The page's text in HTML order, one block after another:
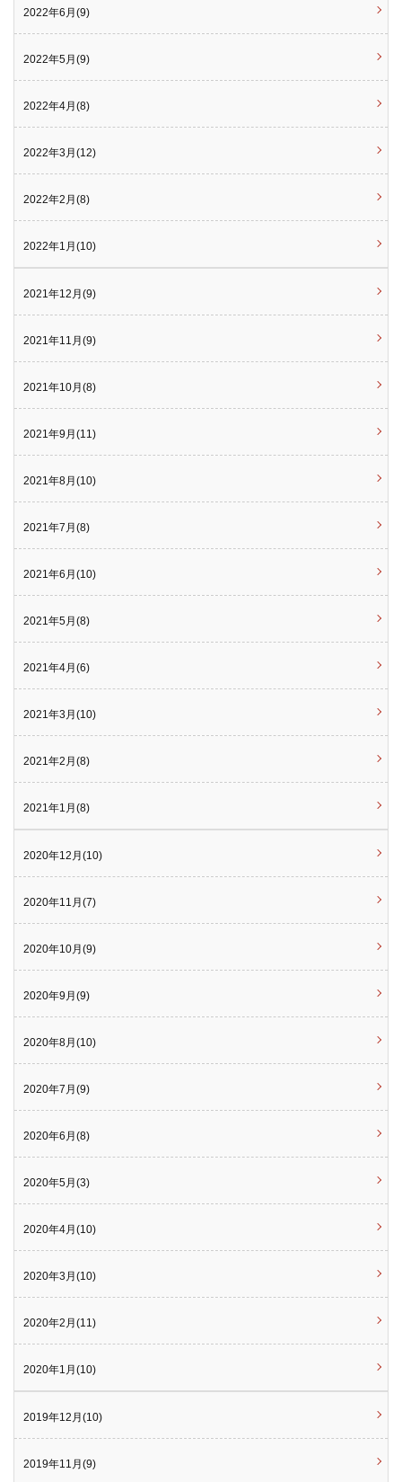
2022年6月(9)
2022年5月(9)
2022年4月(8)
2022年3月(12)
2022年2月(8)
2022年1月(10)
2021年12月(9)
2021年11月(9)
2021年10月(8)
2021年9月(11)
2021年8月(10)
2021年7月(8)
2021年6月(10)
2021年5月(8)
2021年4月(6)
2021年3月(10)
2021年2月(8)
2021年1月(8)
2020年12月(10)
2020年11月(7)
2020年10月(9)
2020年9月(9)
2020年8月(10)
2020年7月(9)
2020年6月(8)
2020年5月(3)
2020年4月(10)
2020年3月(10)
2020年2月(11)
2020年1月(10)
2019年12月(10)
2019年11月(9)